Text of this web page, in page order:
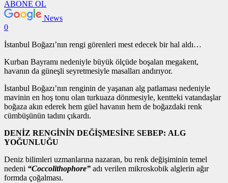
ABONE OL
News
0
İstanbul Boğazı’nın rengi görenleri mest edecek bir hal aldı…
Kurban Bayramı nedeniyle büyük ölçüde boşalan megakent,
havanın da güneşli seyretmesiyle masalları andırıyor.
İstanbul Boğazı’nın renginin de yaşanan alg patlaması nedeniyle
mavinin en hoş tonu olan turkuaza dönmesiyle, kentteki vatandaşlar
boğaza akın ederek hem güel havanın hem de boğazdaki renk
cümbüşünün tadını çıkardı.
DENİZ RENGİNİN DEĞİŞMESİNE SEBEP: ALG
YOĞUNLUĞU
Deniz bilimleri uzmanlarına nazaran, bu renk değişiminin temel
nedeni “Coccolithophore” adı verilen mikroskobik alglerin ağır
formda çoğalması.